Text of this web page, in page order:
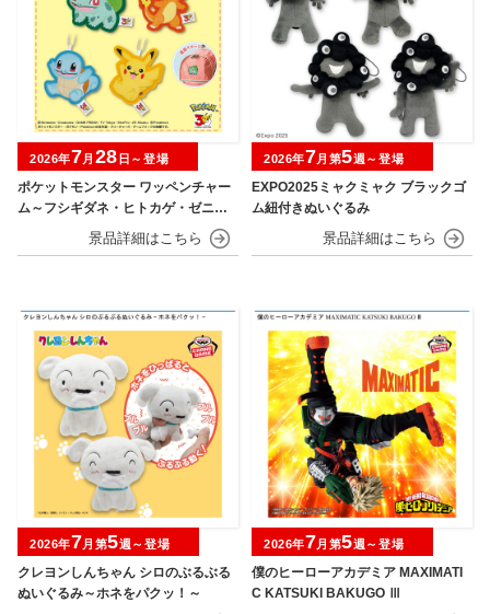
ポケットモンスター ワッペンチャー
ム～フシギダネ・ヒトカゲ・ゼニガ
メ・ピカチュウ～30th Anniversary
2026年7月 28 日～登場
EXPO2025ミャクミャク ブラックゴ
ム紐付きぬいぐるみ
2026年7月第5週～登場
クレヨンしんちゃん シロのぶるぶる
ぬいぐるみ～ホネをパクッ！～
2026年7月第5週～登場
僕のヒーローアカデミア MAXIMATI
C KATSUKI BAKUGO Ⅲ
2026年7月第5週～登場